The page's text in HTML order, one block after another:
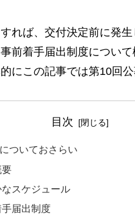
れば、交付決定前に発
前着手届出制度につい
にこの記事では第10回
目次
ついておさらい
スケジュール
届出制度